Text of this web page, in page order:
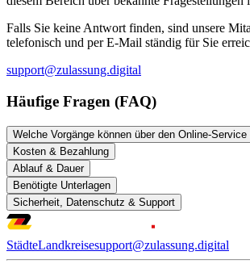
Falls Sie keine Antwort finden, sind unsere
telefonisch und per E-Mail ständig für Sie
support@zulassung.digital
Häufige Fragen (FAQ)
Welche Vorgänge können über den Online-
Kosten & Bezahlung
Ablauf & Dauer
Benötigte Unterlagen
Sicherheit, Datenschutz & Support
StädteLandkreisesupport@zulassung.digital